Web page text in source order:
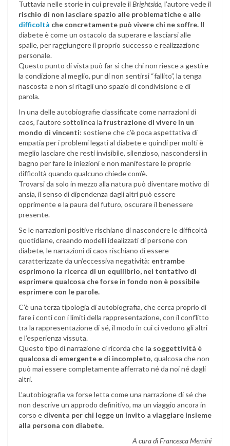
Tuttavia nelle storie in cui prevale il Brightside, l’autore vede il
rischio di non lasciare spazio alle problematiche e alle
difficoltà che concretamente può vivere chi ne soffre. Il
diabete è come un ostacolo da superare e lasciarsi alle
spalle, per raggiungere il proprio successo e realizzazione
personale.
Questo punto di vista può far sì che chi non riesce a gestire
la condizione al meglio, pur di non sentirsi “fallito”, la tenga
nascosta e non si ritagli uno spazio di condivisione e di
parola.
In una delle autobiografie classificate come narrazioni di
caos, l’autore sottolinea la frustrazione di vivere in un
mondo di vincenti: sostiene che c’è poca aspettativa di
empatia per i problemi legati al diabete e quindi per molti è
meglio lasciare che resti invisibile, silenzioso, nascondersi in
bagno per fare le iniezioni e non manifestare le proprie
difficoltà quando qualcuno chiede com’è.
Trovarsi da solo in mezzo alla natura può diventare motivo di
ansia, il senso di dipendenza dagli altri può essere
opprimente e la paura del futuro, oscurare il benessere
presente.
Se le narrazioni positive rischiano di nascondere le difficoltà
quotidiane, creando modelli idealizzati di persone con
diabete, le narrazioni di caos rischiano di essere
caratterizzate da un’eccessiva negatività: entrambe
esprimono la ricerca di un equilibrio, nel tentativo di
esprimere qualcosa che forse in fondo non è possibile
esprimere con le parole.
C’è una terza tipologia di autobiografia, che cerca proprio di
fare i conti con i limiti della rappresentazione, con il conflitto
tra la rappresentazione di sé, il modo in cui ci vedono gli altri
e l’esperienza vissuta.
Questo tipo di narrazione ci ricorda che la soggettività è
qualcosa di emergente e di incompleto, qualcosa che non
può mai essere completamente afferrato né da noi né dagli
altri.
L’autobiografia va forse letta come una narrazione di sé che
non descrive un approdo definitivo, ma un viaggio ancora in
corso e diventa per chi legge un invito a viaggiare insieme
alla persona con diabete.
A cura di Francesca Memini